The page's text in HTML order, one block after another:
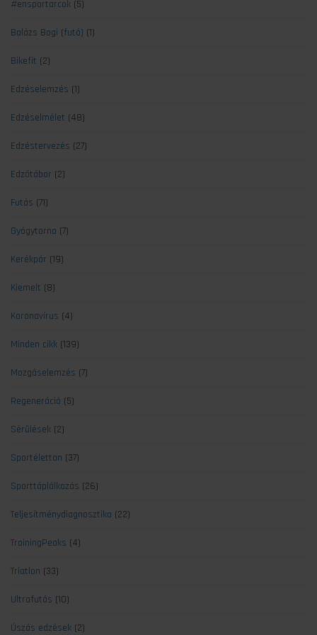
#ensportarcok (5)
Balázs Bogi (futó) (1)
Bikefit (2)
Edzéselemzés (1)
Edzéselmélet (48)
Edzéstervezés (27)
Edzőtábor (2)
Futás (71)
Gyógytorna (7)
Kerékpár (19)
Kiemelt (8)
Koronavírus (4)
Minden cikk (139)
Mozgáselemzés (7)
Regeneráció (5)
Sérülések (2)
Sportélettan (37)
Sporttáplálkozás (26)
Teljesítménydiagnosztika (22)
TrainingPeaks (4)
Triatlon (33)
Ultrafutás (10)
Úszás edzések (2)